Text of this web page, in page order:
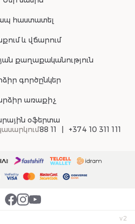
հաստատել
և վճարում
քաղաքականություն
գործընկեր
առաքիչ
օֆերտա
88 11 +374 10 311 111
v2